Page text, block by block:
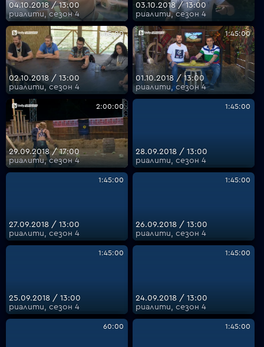
04.10.2018 / 13:00
риалити, сезон 4
03.10.2018 / 13:00
риалити, сезон 4
1:45:00
02.10.2018 / 13:00
риалити, сезон 4
1:45:00
01.10.2018 / 13:00
риалити, сезон 4
2:00:00
29.09.2018 / 17:00
риалити, сезон 4
1:45:00
28.09.2018 / 13:00
риалити, сезон 4
1:45:00
27.09.2018 / 13:00
риалити, сезон 4
1:45:00
26.09.2018 / 13:00
риалити, сезон 4
1:45:00
25.09.2018 / 13:00
риалити, сезон 4
1:45:00
24.09.2018 / 13:00
риалити, сезон 4
60:00 1:45:00